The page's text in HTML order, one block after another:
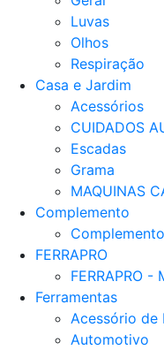
Luvas
Olhos
Respiração
Casa e Jardim
Acessórios
CUIDADOS
Escadas
Grama
MAQUINAS
Complemento
Complemento
FERRAPRO
FERRAPRO -
Ferramentas
Acessório de
Automotivo